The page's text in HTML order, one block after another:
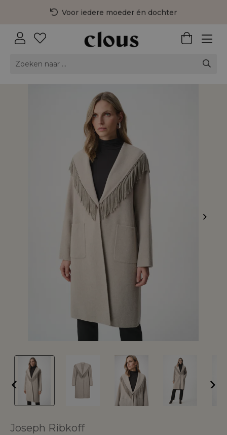
Voor iedere moeder én dochter
3 fysieke winkels in Nederland
Joseph Ribkoff